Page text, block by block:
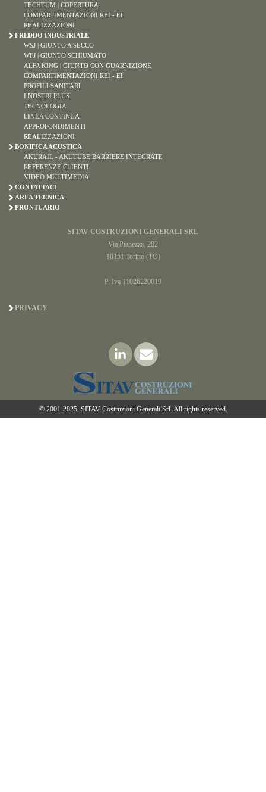
TECHTUM | COPERTURA
COMPARTIMENTAZIONI REI - EI
REALIZZAZIONI
FREDDO INDUSTRIALE
WSJ | GIUNTO A SECCO
WFJ | GIUNTO SCHIUMATO
ALFA KING | GIUNTO CON GUARNIZIONE
COMPARTIMENTAZIONI REI - EI
PROFILI SANITARI
I NOSTRI PLUS
TECNOLOGIA
LINEA CONTINUA
APPROFONDIMENTI
REALIZZAZIONI
BONIFICA ACUSTICA
AKURAIL - AKUTUBE BARRIERE INTEGRATE
REFERENZE CLIENTI
VIDEO MULTIMEDIA
CONTATTACI
AREA TECNICA
PRONTUARIO
SITAV COSTRUZIONI GENERALI SRL
Via Pianezza, 202
10151 Torino (TO)
P. Iva 11026220019
PRIVACY
© 2001-2025, SITAV Costruzioni Generali Srl. All rights reserved.